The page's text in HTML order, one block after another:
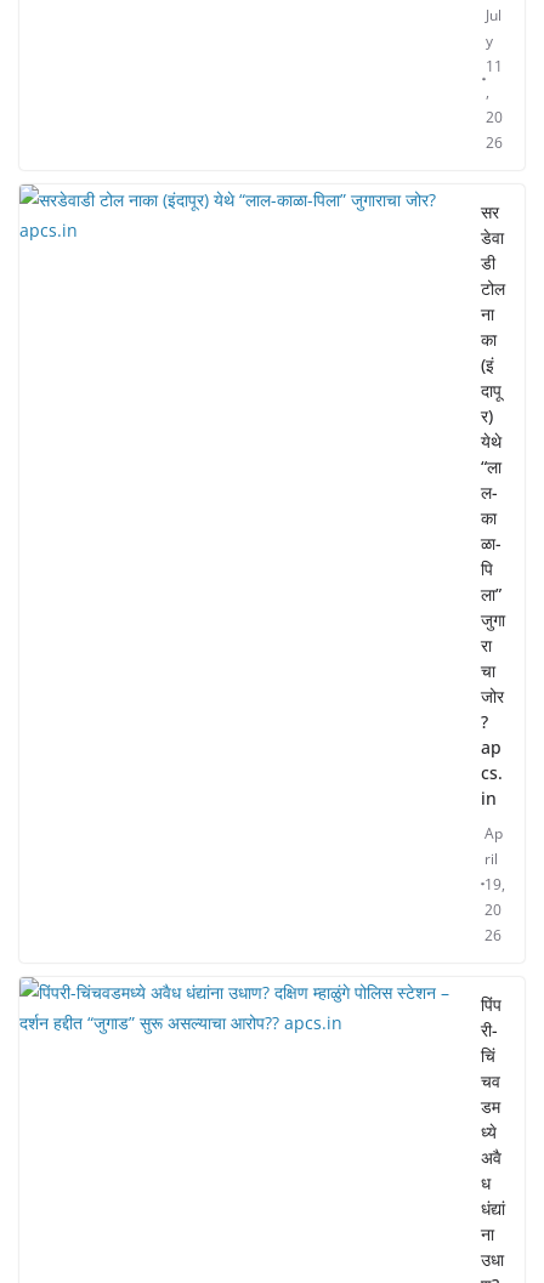
Jul
y
11
,
20
26
सर
डेवा
डी
टोल
ना
का
(इं
दापू
र)
येथे
“ला
ल-
का
ळा-
पि
ला”
जुगा
रा
चा
जोर
?
ap
cs.
in
Ap
ril
19,
20
26
पिंप
री-
चिं
चव
डम
ध्ये
अवै
ध
धंद्यां
ना
उधा